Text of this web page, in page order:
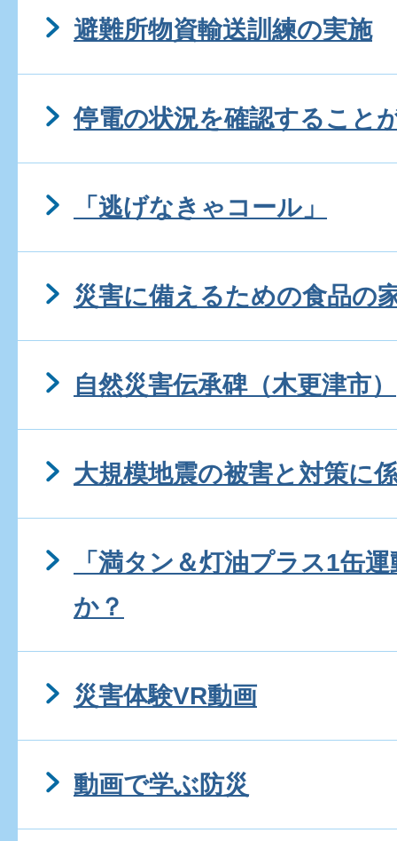
避難所物資輸送訓練の実施
停電の状況を確認すること
「逃げなきゃコール」
災害に備えるための食品の
自然災害伝承碑（木更津市）
大規模地震の被害と対策に
「満タン＆灯油プラス1缶
か？
災害体験VR動画
動画で学ぶ防災